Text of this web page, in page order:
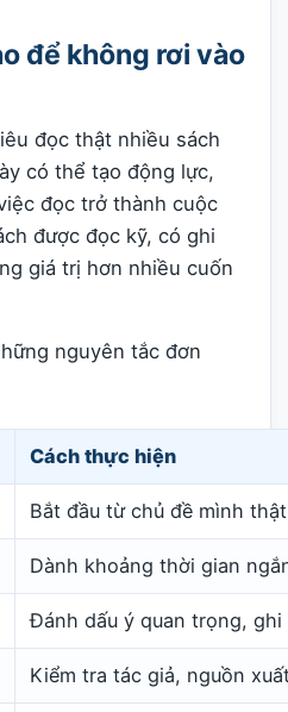
để không rơi vào
đọc thật nhiều sách
có thể tạo động lực,
đọc trở thành cuộc
được đọc kỹ, có ghi
giá trị hơn nhiều cuốn
nguyên tắc đơn
Cách thực hiện
Bắt đầu từ chủ đề mình
Dành khoảng thời gian
Đánh dấu ý quan trọng,
Kiểm tra tác giả, nguồn